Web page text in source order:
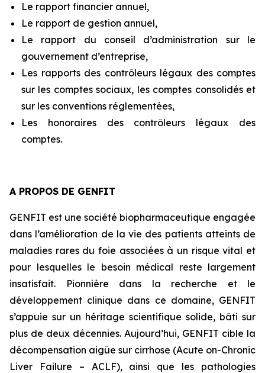
Le rapport financier annuel,
Le rapport de gestion annuel,
Le rapport du conseil d’administration sur le
gouvernement d’entreprise,
Les rapports des contrôleurs légaux des comptes
sur les comptes sociaux, les comptes consolidés et
sur les conventions réglementées,
Les honoraires des contrôleurs légaux des
comptes.
A PROPOS DE GENFIT
GENFIT est une société biopharmaceutique engagée
dans l’amélioration de la vie des patients atteints de
maladies rares du foie associées à un risque vital et
pour lesquelles le besoin médical reste largement
insatisfait. Pionnière dans la recherche et le
développement clinique dans ce domaine, GENFIT
s’appuie sur un héritage scientifique solide, bâti sur
plus de deux décennies. Aujourd’hui, GENFIT cible la
décompensation aigüe sur cirrhose (Acute on-Chronic
Liver Failure – ACLF), ainsi que les pathologies